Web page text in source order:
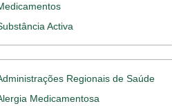
Activa
Regionais de Saúde
Medicamentosa